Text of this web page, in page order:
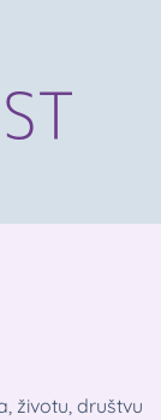
životu, društvu